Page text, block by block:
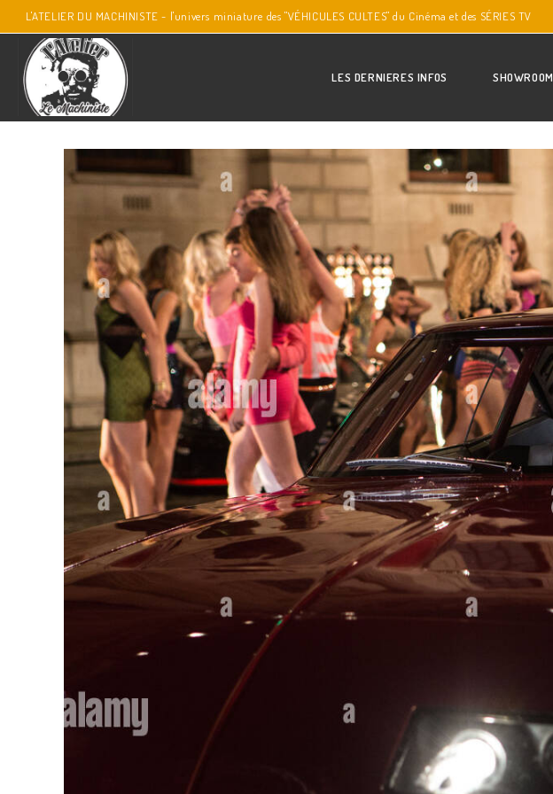
L'ATELIER DU MACHINISTE - l'univers miniature des "VÉHICULES CULTES" du Cinéma et des SÉRIES TV
LES DERNIERES INFOS SHOWROOM